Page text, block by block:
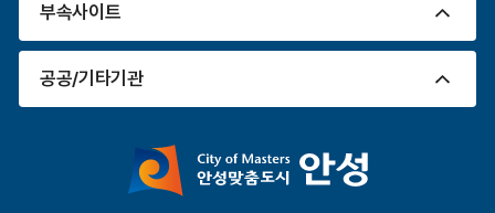
부속사이트
공공/기타기관